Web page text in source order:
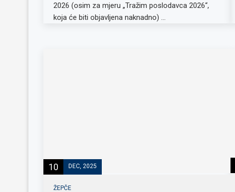
2026 (osim za mjeru „Tražim poslodavca 2026“,
koja će biti objavljena naknadno) …
10 DEC, 2025
ŽEPČE